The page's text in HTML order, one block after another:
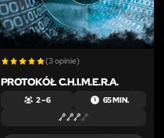
(3 opinie)
PROTOKÓŁ C.H.I.M.E.R.A.
2 – 6 65 MIN.